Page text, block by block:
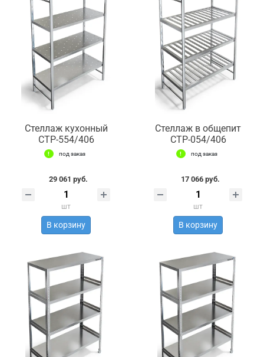
Стеллаж кухонный
СТР-554/406
под заказ
29 061 руб.
шт
В корзину
Стеллаж в общепит
СТР-054/406
под заказ
17 066 руб.
шт
В корзину